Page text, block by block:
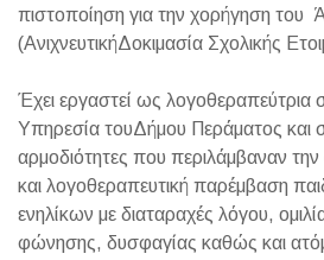
πιστοποίηση για την χορήγηση
(ΑνιχνευτικήΔοκιμασία Σχολικής
Έχει εργαστεί ως λογοθεραπεύτρια
Υπηρεσία τουΔήμου Περάματος και
αρμοδιότητες που περιλάμβαναν την
και λογοθεραπευτική παρέμβαση
ενηλίκων με διαταραχές λόγου,
φώνησης, δυσφαγίας καθώς και